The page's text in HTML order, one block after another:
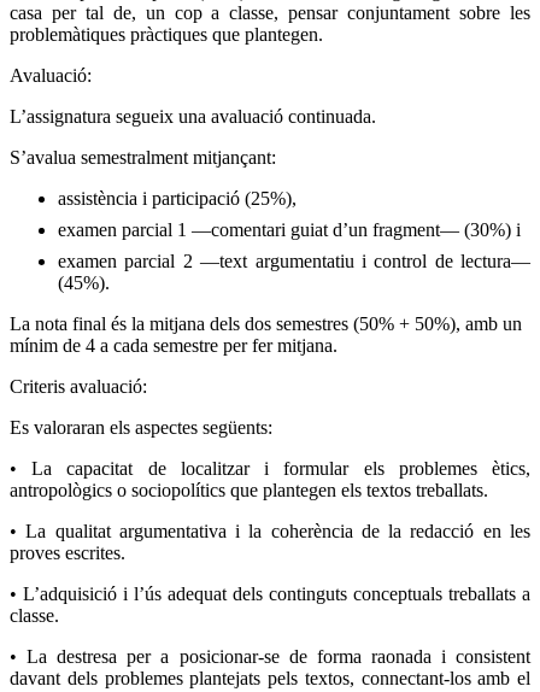
casa per tal de, un cop a classe, pensar conjuntament sobre les
problemàtiques pràctiques que plantegen.
Avaluació:
L’assignatura segueix una avaluació continuada.
S’avalua semestralment mitjançant:
assistència i participació (25%),
examen parcial 1 —comentari guiat d’un fragment— (30%) i
examen parcial 2 —text argumentatiu i control de lectura—
(45%).
La nota final és la mitjana dels dos semestres (50% + 50%), amb un
mínim de 4 a cada semestre per fer mitjana.
Criteris avaluació:
Es valoraran els aspectes següents:
• La capacitat de localitzar i formular els problemes ètics,
antropològics o sociopolítics que plantegen els textos treballats.
• La qualitat argumentativa i la coherència de la redacció en les
proves escrites.
• L’adquisició i l’ús adequat dels continguts conceptuals treballats a
classe.
• La destresa per a posicionar-se de forma raonada i consistent
davant dels problemes plantejats pels textos, connectant-los amb el